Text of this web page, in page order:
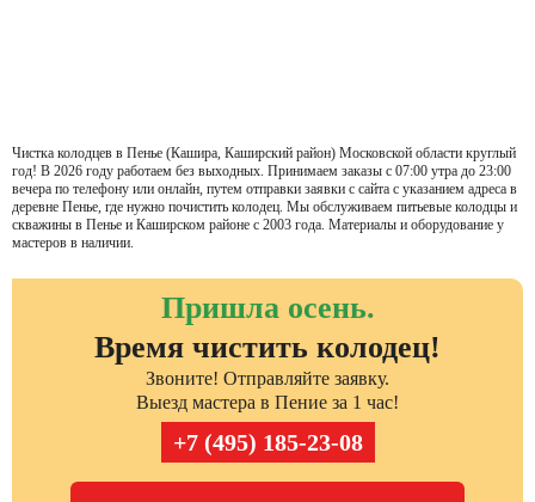
Чистка колодцев в Пенье (Кашира, Каширский район) Московской области круглый
год! В 2026 году работаем без выходных. Принимаем заказы с 07:00 утра до 23:00
вечера по телефону или онлайн, путем отправки заявки с сайта с указанием адреса в
деревне Пенье, где нужно почистить колодец. Мы обслуживаем питьевые колодцы и
скважины в Пенье и Каширском районе с 2003 года. Материалы и оборудование у
мастеров в наличии.
Пришла осень.
Время чистить колодец!
Звоните! Отправляйте заявку.
Выезд мастера в Пение за 1 час!
+7 (495) 185-23-08